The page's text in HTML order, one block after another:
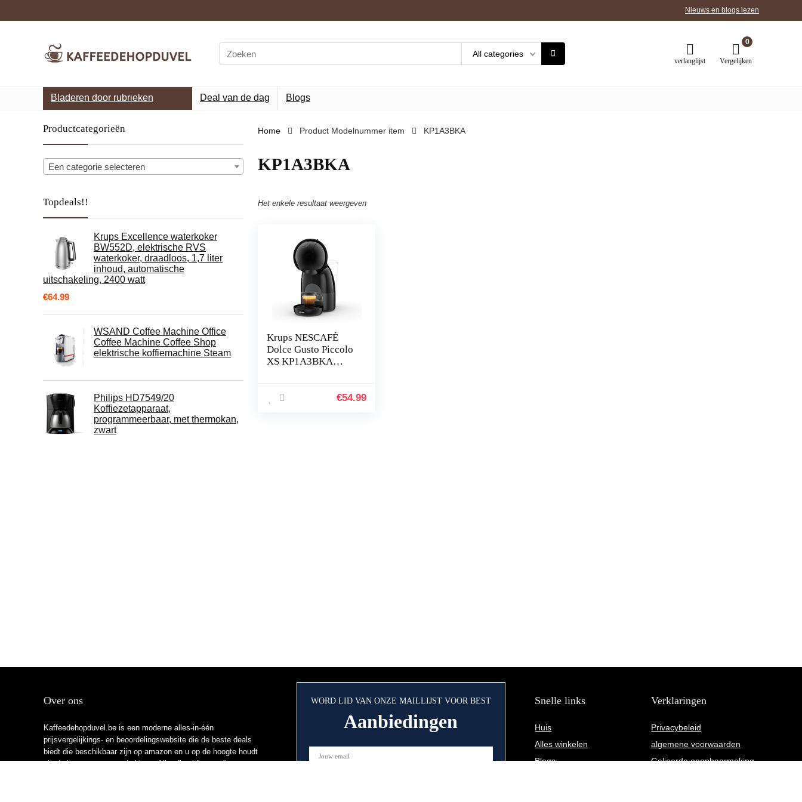
Nieuws en blogs lezen
Search
for:
All categories
verlanglijst
0
Vergelijken
Bladeren door rubrieken Deal van de dag Blogs
Productcategorieën
Een categorie selecteren
Topdeals!!
Krups Excellence waterkoker
BW552D, elektrische RVS
waterkoker, draadloos, 1,7 liter
inhoud, automatische
uitschakeling, 2400 watt
€64.99
WSAND Coffee Machine Office
Coffee Machine Coffee Shop
elektrische koffiemachine Steam
Philips HD7549/20
Koffiezetapparaat,
programmeerbaar, met thermokan,
zwart
Home Product Modelnummer item ‎KP1A3BKA
‎KP1A3BKA
Het enkele resultaat weergeven
Krups NESCAFÉ
Dolce Gusto Piccolo
XS KP1A3BKA
€54.99
Over ons
Kaffeedehopduvel.be is een moderne alles-in-één
prijsvergelijkings- en beoordelingswebsite die de beste deals
biedt die beschikbaar zijn op amazon en u op de hoogte houdt
via de laatst toegevoegde blogs. Alle afbeeldingen zijn
WORD LID VAN ONZE MAILLIJST VOOR BEST
Aanbiedingen
Snelle links
Huis
Alles winkelen
Blogs
Verklaringen
Privacybeleid
algemene voorwaarden
Gelieerde openbaarmaking